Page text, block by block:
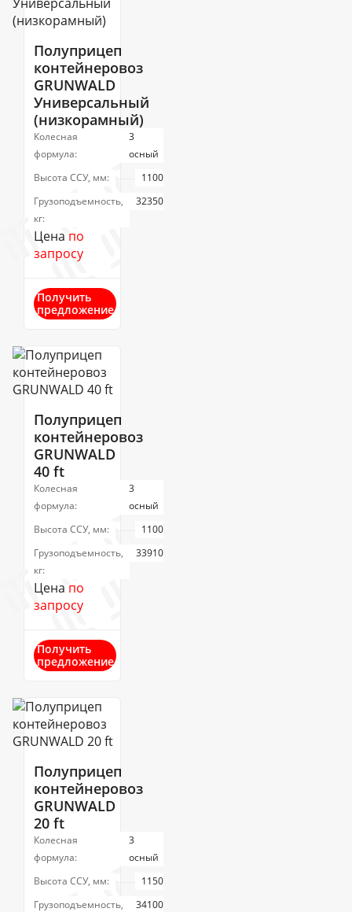
Полуприцеп
контейнеровоз
GRUNWALD
Универсальный
(низкорамный)
Колесная
формула:
3
осный
Высота ССУ, мм:
1100
Грузоподъемность,
кг:
32350
Цена по
запросу
Получить
предложение
Полуприцеп
контейнеровоз
GRUNWALD
40 ft
Колесная
формула:
3
осный
Высота ССУ, мм:
1100
Грузоподъемность,
кг:
33910
Цена по
запросу
Получить
предложение
Полуприцеп
контейнеровоз
GRUNWALD
20 ft
Колесная
формула:
3
осный
Высота ССУ, мм:
1150
Грузоподъемность,
34100